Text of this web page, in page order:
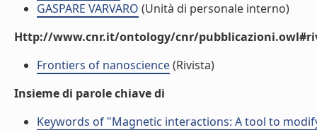
GASPARE VARVARO (Unità di personale interno)
Http://www.cnr.it/ontology/cnr/
Frontiers of nanoscience(Rivista)
Insieme di parole chiave di
Keywords of "Magnetic interactions: A tool to